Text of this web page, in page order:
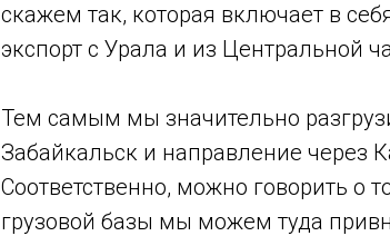
скажем так, которая включает в
экспорт с Урала и из Центральной
Тем самым мы значительно
Забайкальск и направление через
Соответственно, можно говорить о
грузовой базы мы можем туда